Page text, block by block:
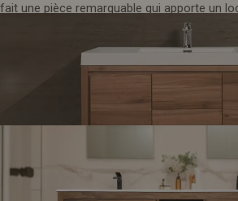
fait une pièce remarquable qui apporte un